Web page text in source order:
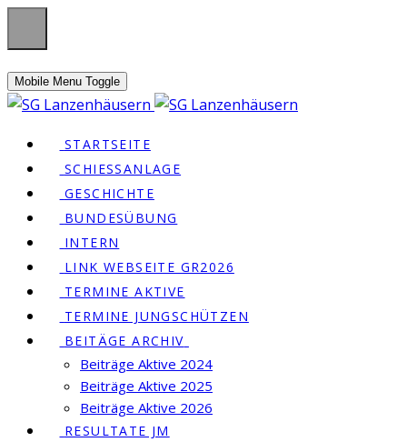
Mobile Menu Toggle
STARTSEITE
SCHIESSANLAGE
GESCHICHTE
BUNDESÜBUNG
INTERN
LINK WEBSEITE GR2026
TERMINE AKTIVE
TERMINE JUNGSCHÜTZEN
BEITÄGE ARCHIV
Beiträge Aktive 2024
Beiträge Aktive 2025
Beiträge Aktive 2026
RESULTATE JM